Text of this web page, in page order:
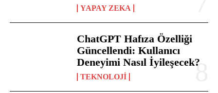
YAPAY ZEKA
ChatGPT Hafıza Özelliği
Güncellendi: Kullanıcı
Deneyimi Nasıl İyileşecek?
TEKNOLOJI